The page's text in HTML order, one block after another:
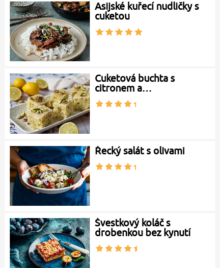
Asijské kuřecí nudličky s
cuketou
Cuketová buchta s
citronem a…
Řecký salát s olivami
Švestkový koláč s
drobenkou bez kynutí